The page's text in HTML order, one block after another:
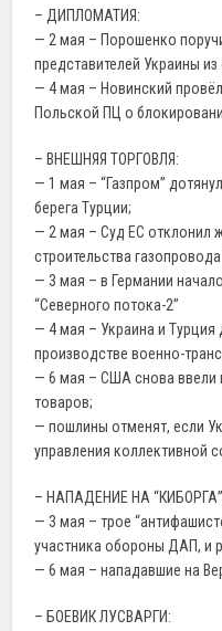
– ДИПЛОМАТИЯ:
— 2 мая – Порошенко
представителей Украины из
— 4 мая – Новинский
Польской ПЦ о
– ВНЕШНЯЯ ТОРГОВЛЯ:
— 1 мая – “Газпром”
берега Турции;
— 2 мая – Суд ЕС отклонил
строительства газопровода
— 3 мая – в Германии
“Северного потока-2”
— 4 мая – Украина и
производстве военно-
— 6 мая – США снова ввели
товаров;
— пошлины отменят, если
управления коллективной
– НАПАДЕНИЕ НА
— 3 мая – трое
участника обороны ДАП, и
— 6 мая – нападавшие на
– БОЕВИК ЛУСВАРГИ: